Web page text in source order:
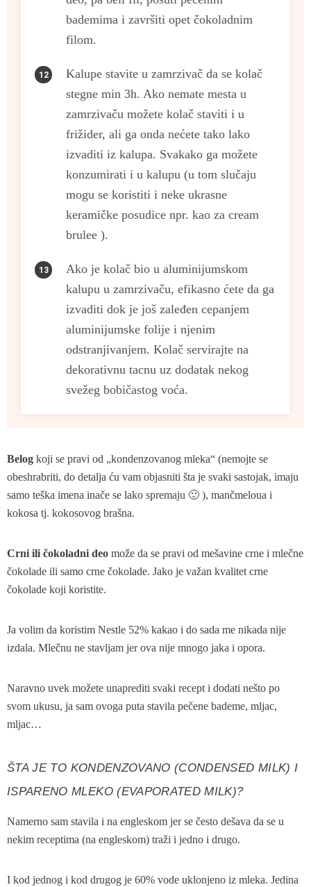
bademima i završiti opet čokoladnim
filom.
Kalupe stavite u zamrzivač da se kolač
stegne min 3h. Ako nemate mesta u
zamrzivaču možete kolač staviti i u
frižider, ali ga onda nećete tako lako
izvaditi iz kalupa. Svakako ga možete
konzumirati i u kalupu (u tom slučaju
mogu se koristiti i neke ukrasne
keramičke posudice npr. kao za cream
brulee ).
Ako je kolač bio u aluminijumskom
kalupu u zamrzivaču, efikasno ćete da ga
izvaditi dok je još zaleđen cepanjem
aluminijumske folije i njenim
odstranjivanjem. Kolač servirajte na
dekorativnu tacnu uz dodatak nekog
svežeg bobičastog voća.
Belog koji se pravi od „kondenzovanog mleka“ (nemojte se
obeshrabriti, do detalja ću vam objasniti šta je svaki sastojak, imaju
samo teška imena inače se lako spremaju 🙂 ), mančmeloua i
kokosa tj. kokosovog brašna.
Crni ili čokoladni deo može da se pravi od mešavine crne i mlečne
čokolade ili samo crne čokolade. Jako je važan kvalitet crne
čokolade koji koristite.
Ja volim da koristim Nestle 52% kakao i do sada me nikada nije
izdala. Mlečnu ne stavljam jer ova nije mnogo jaka i opora.
Naravno uvek možete unaprediti svaki recept i dodati nešto po
svom ukusu, ja sam ovoga puta stavila pečene bademe, mljac,
mljac…
ŠTA JE TO KONDENZOVANO (CONDENSED MILK) I
ISPARENO MLEKO(EVAPORATED MILK)?
Namerno sam stavila i na engleskom jer se često dešava da se u
nekim receptima (na engleskom) traži i jedno i drugo.
I kod jednog i kod drugog je 60% vode uklonjeno iz mleka. Jedina